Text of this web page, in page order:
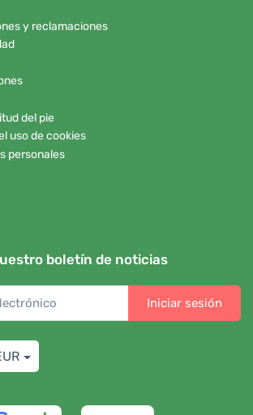
y reclamaciones
del pie
uso de cookies
personales
boletín de noticias
Iniciar sesión